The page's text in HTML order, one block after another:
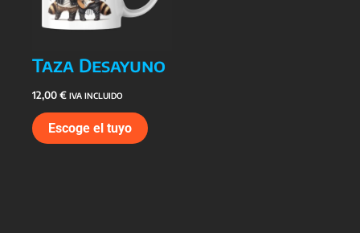
Taza Desayuno
12,00€ IVA INCLUIDO
Escoge el tuyo